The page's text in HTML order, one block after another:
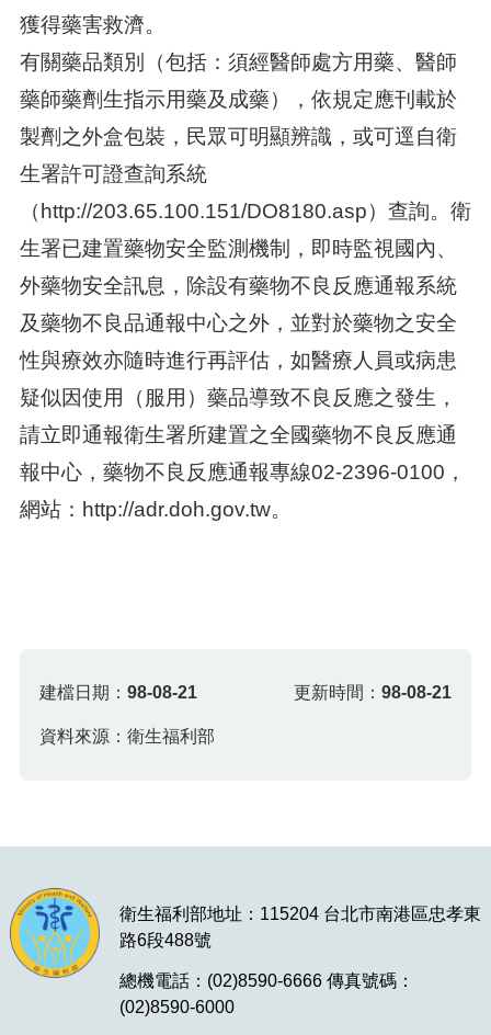
獲得藥害救濟。
有關藥品類別（包括：須經醫師處方用藥、醫師
藥師藥劑生指示用藥及成藥），依規定應刊載於
製劑之外盒包裝，民眾可明顯辨識，或可逕自衛
生署許可證查詢系統
（http://203.65.100.151/DO8180.asp）查詢。衛
生署已建置藥物安全監測機制，即時監視國內、
外藥物安全訊息，除設有藥物不良反應通報系統
及藥物不良品通報中心之外，並對於藥物之安全
性與療效亦隨時進行再評估，如醫療人員或病患
疑似因使用（服用）藥品導致不良反應之發生，
請立即通報衛生署所建置之全國藥物不良反應通
報中心，藥物不良反應通報專線02-2396-0100，
網站：http://adr.doh.gov.tw。
建檔日期：98-08-21 更新時間： 98-08-21
資料來源：衛生福利部
衛生福利部地址：115204 台北市南港區忠孝東
路6段488號
總機電話：(02)8590-6666 傳真號碼：
(02)8590-6000